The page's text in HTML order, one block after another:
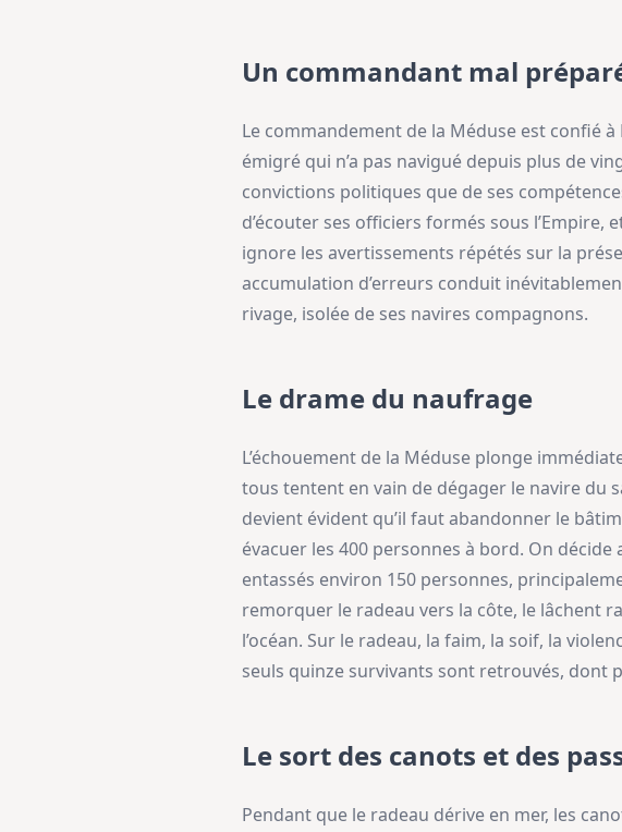
Un commandant mal
Le commandement de la Méduse est confié
émigré qui n’a pas navigué depuis plus de
convictions politiques que de ses
d’écouter ses officiers formés sous
ignore les avertissements répétés sur la
accumulation d’erreurs conduit
rivage, isolée de ses navires compagnons.
Le drame du naufrage
L’échouement de la Méduse plonge
tous tentent en vain de dégager le navire du
devient évident qu’il faut abandonner le
évacuer les 400 personnes à bord. On
entassés environ 150 personnes,
remorquer le radeau vers la côte, le lâchent
l’océan. Sur le radeau, la faim, la soif, la
seuls quinze survivants sont retrouvés, dont
Le sort des canots et des
Pendant que le radeau dérive en mer, les